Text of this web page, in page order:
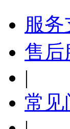
服务
售后
|
常见